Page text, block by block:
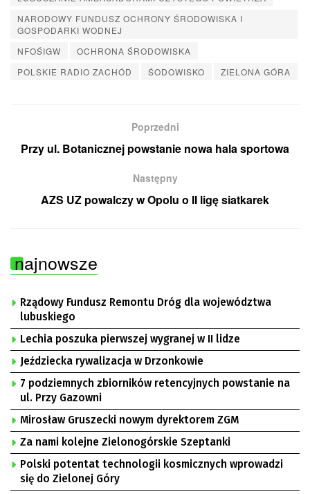
NARODOWY FUNDUSZ OCHRONY ŚRODOWISKA I
GOSPODARKI WODNEJ
NFOŚIGW
OCHRONA ŚRODOWISKA
POLSKIE RADIO ZACHÓD
ŚODOWISKO ZIELONA GÓRA
Poprzedni
Przy ul. Botanicznej powstanie nowa hala sportowa
Następny
AZS UZ powalczy w Opolu o II ligę siatkarek
najnowsze
Rządowy Fundusz Remontu Dróg dla województwa
lubuskiego
Lechia poszuka pierwszej wygranej w II lidze
Jeździecka rywalizacja w Drzonkowie
7 podziemnych zbiorników retencyjnych powstanie na
ul. Przy Gazowni
Mirosław Gruszecki nowym dyrektorem ZGM
Za nami kolejne Zielonogórskie Szeptanki
Polski potentat technologii kosmicznych wprowadzi
się do Zielonej Góry